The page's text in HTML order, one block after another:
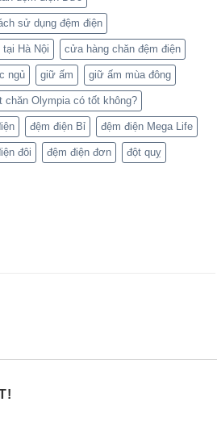
sử dụng đệm điện
Hà Nội cửa hàng chăn đệm điện
ngủ giữ ấm giữ ấm mùa đông
chăn Olympia có tốt không?
đệm điện Bỉ đệm điện Mega Life
đôi đệm điện đơn đột quỵ